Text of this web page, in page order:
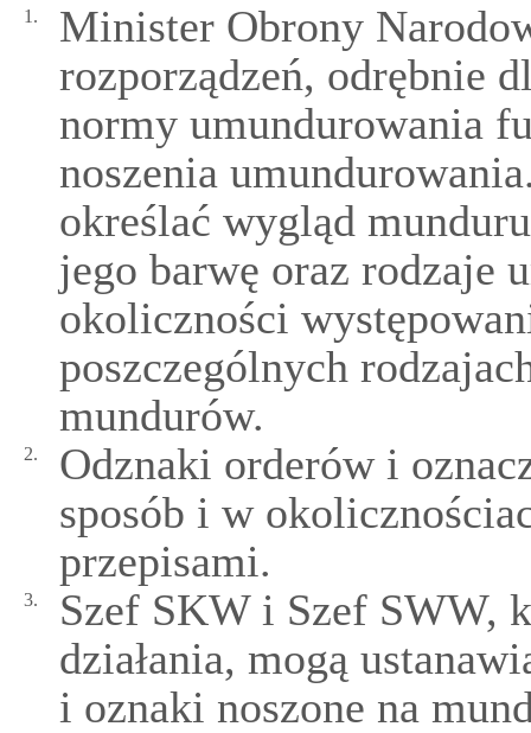
1.
Minister Obrony
rozporządzeń, odrębnie
normy umundurowania
noszenia
określać wygląd
jego barwę oraz rodzaje
okoliczności
poszczególnych
mundurów.
2.
Odznaki orderów i
sposób i w
przepisami.
3.
Szef SKW i Szef SWW,
działania, mogą
i oznaki noszone na